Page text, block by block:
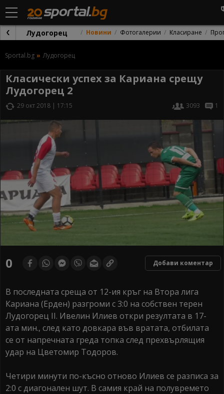
Лудогорец Новини Фотогалерии Класиране
Sportal.bg Лудогорец
Класически успех за Кариана срещу
Лудогорец 2
29 окт 2018 | 17:15 3093 1
0 Добави коментар
В последната среща от 12-ия кръг на Втора лига
Кариана (Ерден) разгроми с 3:0 на собствен терен
Лудогорец II. Ивелин Илиев откри резултата в 17-
ата мин., след като довкара във вратата, отбилата
се от напречната греда топка след прехвърлящия
удар на Цветомир Тодоров.
Четири минути по-късно отново Илиев се разписа за
2:0 с диагонален шут. В самия край на полувремето